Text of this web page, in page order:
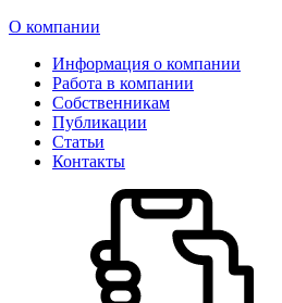
О компании
Информация о компании
Работа в компании
Собственникам
Публикации
Статьи
Контакты